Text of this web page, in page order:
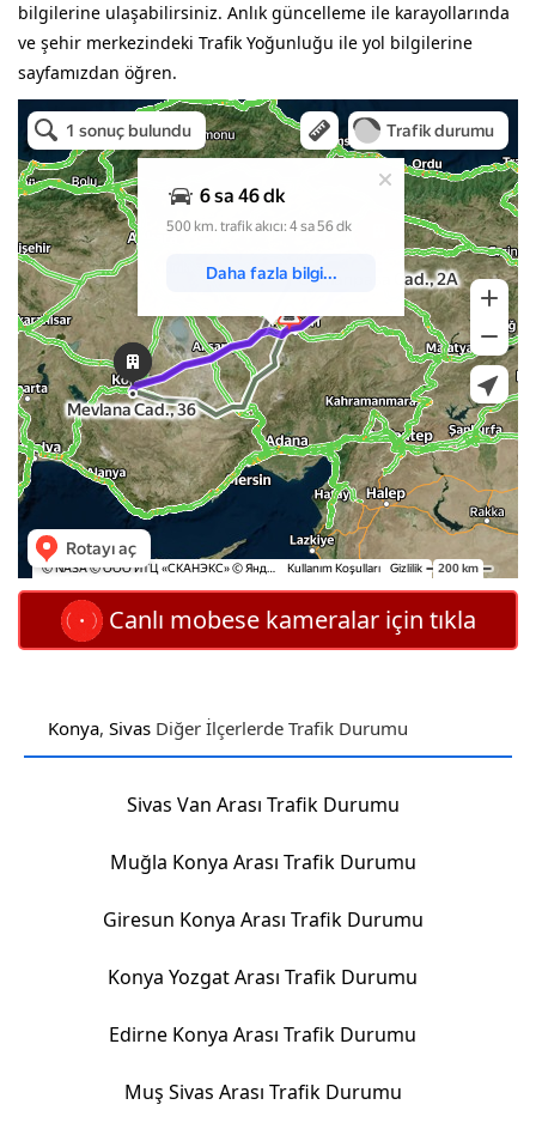
bilgilerine ulaşabilirsiniz. Anlık güncelleme ile karayollarında
ve şehir merkezindeki Trafik Yoğunluğu ile yol bilgilerine
sayfamızdan öğren.
Canlı mobese kameralar için tıkla
Konya, Sivas Diğer İlçerlerde Trafik Durumu
Sivas Van Arası Trafik Durumu
Muğla Konya Arası Trafik Durumu
Giresun Konya Arası Trafik Durumu
Konya Yozgat Arası Trafik Durumu
Edirne Konya Arası Trafik Durumu
Muş Sivas Arası Trafik Durumu